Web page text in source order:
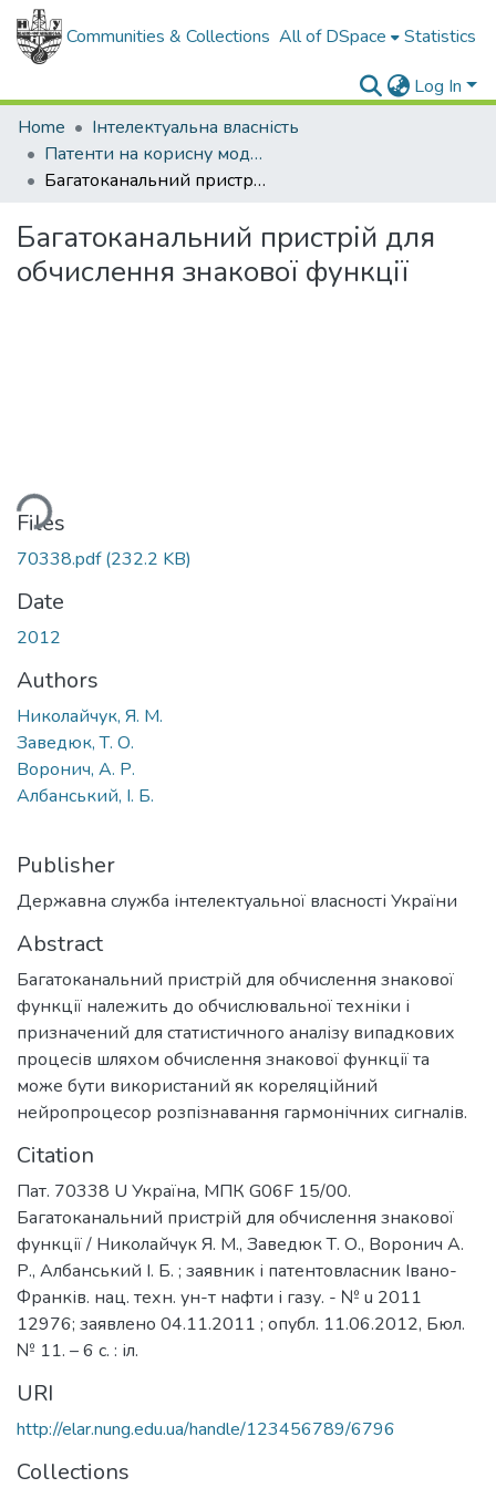
Communities & Collections All of DSpace Statistics
Log In
Home
Інтелектуальна власність
Патенти на корисну модель
Багатоканальний пристрій для обчислення знакової функції
Багатоканальний пристрій для
обчислення знакової функції
Files
70338.pdf(232.2 KB)
Date
2012
Authors
Николайчук, Я. М.
Заведюк, Т. О.
Воронич, А. Р.
Албанський, І. Б.
Publisher
Державна служба інтелектуальної власності України
Abstract
Багатоканальний пристрій для обчислення знакової
функції належить до обчислювальної техніки і
призначений для статистичного аналізу випадкових
процесів шляхом обчислення знакової функції та
може бути використаний як кореляційний
нейропроцесор розпізнавання гармонічних сигналів.
Citation
Пат. 70338 U Україна, МПК G06F 15/00.
Багатоканальний пристрій для обчислення знакової
функції / Николайчук Я. М., Заведюк Т. О., Воронич А.
Р., Албанський І. Б. ; заявник і патентовласник Івано-
Франків. нац. техн. ун-т нафти і газу. - № u 2011
12976; заявлено 04.11.2011 ; опубл. 11.06.2012, Бюл.
№ 11. – 6 с. : іл.
URI
http://elar.nung.edu.ua/handle/123456789/6796
Collections